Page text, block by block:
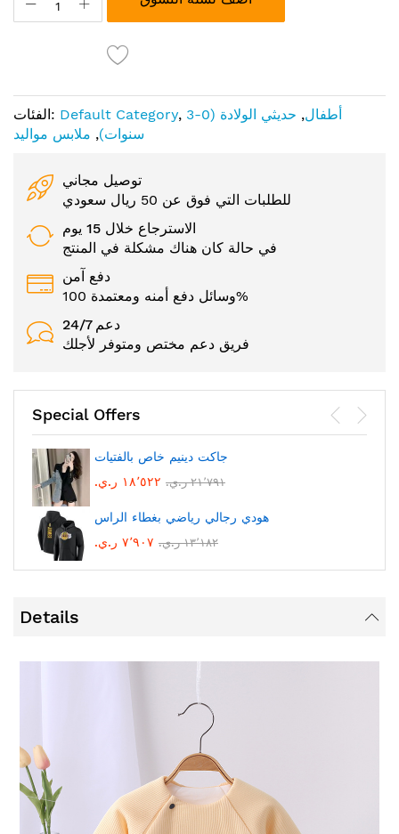
الفئات: Default Category, أطفال,
حديثي الولادة (0-3
سنوات), ملابس مواليد
توصيل مجاني
للطلبات التي فوق عن 50 ريال سعودي
الاسترجاع خلال 15 يوم
في حالة كان هناك مشكلة في المنتج
دفع آمن
وسائل دفع أمنه ومعتمدة 100%
24/7 دعم
فريق دعم مختص ومتوفر لأجلك
Special Offers
جاكت دينيم خاص بالفتيات
١٨٬٥٢٢ ر.ي.‏
٢١٬٧٩١ ر.ي.‏
هودي رجالي رياضي بغطاء الراس
٧٬٩٠٧ ر.ي.‏
١٣٬١٨٢ ر.ي.‏
Details